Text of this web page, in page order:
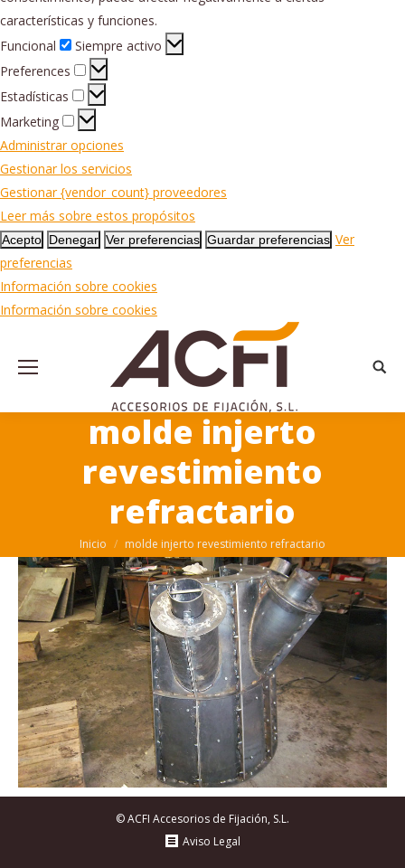
características y funciones.
Funcional
Funcional
Siempre activo
Preferences
Preferences
Estadísticas
Estadísticas
Marketing
Marketing
Administrar opciones
Gestionar los servicios
Gestionar {vendor_count} proveedores
Leer más sobre estos propósitos
Acepto Denegar Ver preferencias Guardar preferencias Ver
preferencias
Información sobre cookies
Información sobre cookies
molde injerto
revestimiento
refractario
Inicio molde injerto revestimiento refractario
© ACFI Accesorios de Fijación, S.L.
Aviso Legal